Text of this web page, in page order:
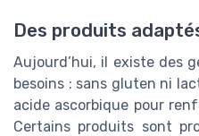
Des produits
Aujourd’hui, il existe des
besoins : sans gluten ni
acide ascorbique pour
Certains produits sont